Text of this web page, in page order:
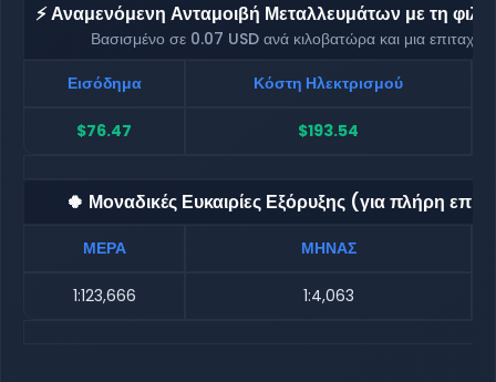
⚡ Αναμενόμενη Ανταμοιβή Μεταλλευμάτων με τη
Βασισμένο σε 0.07 USD ανά κιλοβατώρα και μια
Εισόδημα
Κόστη Ηλεκτρισμού
$76.47 $193.54
🍀 Μοναδικές Ευκαιρίες Εξόρυξης (για πλήρη
ΜΕΡΑ ΜΗΝΑΣ
1:123,666 1:4,063